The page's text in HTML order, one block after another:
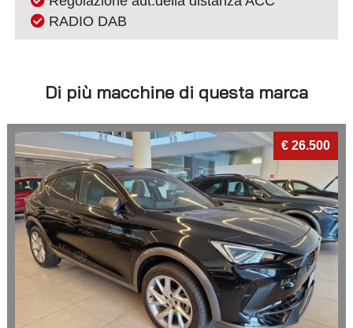
RADIO DAB
Di più macchine di questa marca
€ 26.500